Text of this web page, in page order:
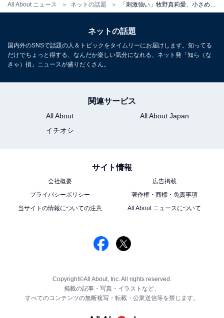
All About ニュース ネットの話題
ネットの話題
国内外のSNSで話題の人＆トピックをタイムリーにお届けします。知ってる
だけでちょっと得する、なんだか楽しい気分になれる、ネット発「知ら（な
きゃ）損」ニュースが盛りだくさん。
関連サービス
All About
All About Japan
イチオシ
サイト情報
会社概要
広告掲載
プライバシーポリシー
著作権・商標・免責事項
当サイトの情報についての注意
All About ニュースについて
Copyright©All About, Inc. All rights reserved.
掲載の記事・写真・イラストなど、
すべてのコンテンツの無断複写・転載・公衆送信等を禁じます。